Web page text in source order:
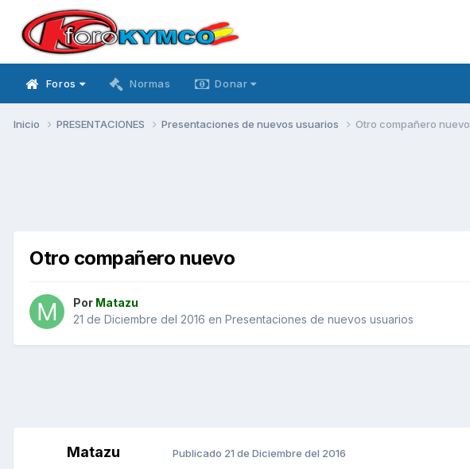
Foros Normas Donar
Inicio PRESENTACIONES Presentaciones de nuevos usuarios Otro compañero nuevo
Otro compañero nuevo
Por Matazu
21 de Diciembre del 2016 en Presentaciones de nuevos usuarios
Matazu Publicado 21 de Diciembre del 2016